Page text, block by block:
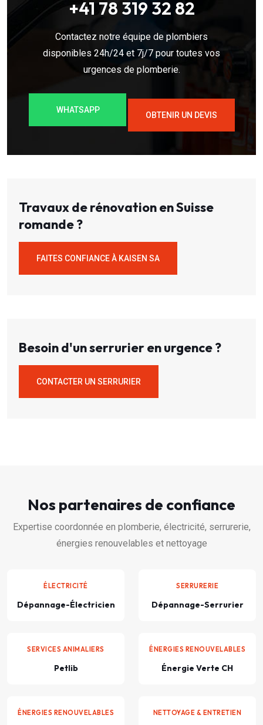
+41 78 319 32 82
Contactez notre équipe de plombiers
disponibles 24h/24 et 7j/7 pour toutes vos
urgences de plomberie.
WHATSAPP
OBTENIR UN DEVIS
Travaux de rénovation en Suisse
romande ?
FAITES CONFIANCE À KAISEN SA
Besoin d'un serrurier en urgence ?
CONTACTER UN SERRURIER
Nos partenaires de confiance
Expertise coordonnée en plomberie, électricité, serrurerie,
énergies renouvelables et nettoyage
ÉLECTRICITÉ
Dépannage-Électricien
SERRURERIE
Dépannage-Serrurier
SERVICES ANIMALIERS
Petlib
ÉNERGIES RENOUVELABLES
Énergie Verte CH
ÉNERGIES RENOUVELABLES NETTOYAGE & ENTRETIEN